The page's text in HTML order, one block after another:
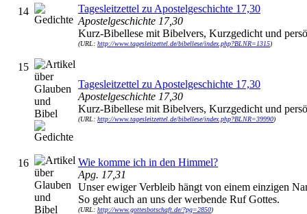
14
Tagesleitzettel zu Apostelgeschichte 17,30
Apostelgeschichte 17,30
Kurz-Bibellese mit Bibelvers, Kurzgedicht und
(URL: http://www.tagesleitzettel.de/bibellese/index.php?BLNR=1315)
15
Tagesleitzettel zu Apostelgeschichte 17,30
Apostelgeschichte 17,30
Kurz-Bibellese mit Bibelvers, Kurzgedicht und
(URL: http://www.tagesleitzettel.de/bibellese/index.php?BLNR=39990)
16
Wie komme ich in den Himmel?
Apg. 17,31
Unser ewiger Verbleib hängt von einem einzigen
So geht auch an uns der werbende Ruf Gottes.
(URL: http://www.gottesbotschaft.de/?pg=2850)